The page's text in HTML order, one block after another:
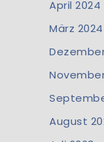
April 2024
März 2024
August